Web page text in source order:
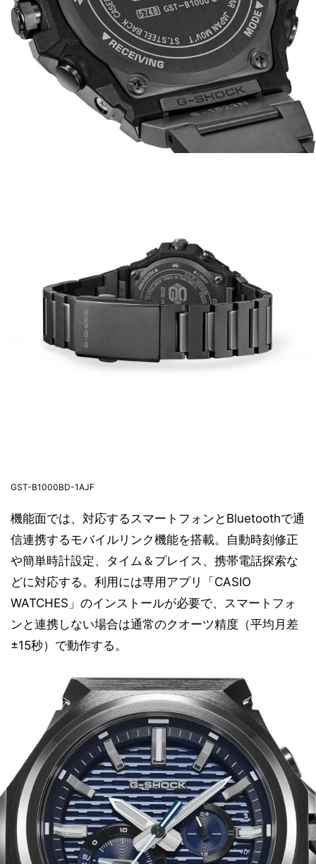
GST-B1000BD-1AJF
機能面では、対応するスマートフォンとBluetoothで通
信連携するモバイルリンク機能を搭載。自動時刻修正
や簡単時計設定、タイム＆プレイス、携帯電話探索な
どに対応する。利用には専用アプリ「CASIO
WATCHES」のインストールが必要で、スマートフォ
ンと連携しない場合は通常のクオーツ精度（平均月差
±15秒）で動作する。